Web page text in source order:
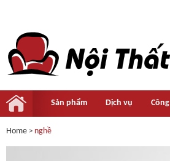
Sản phẩm Dịch vụ
Home > nghề